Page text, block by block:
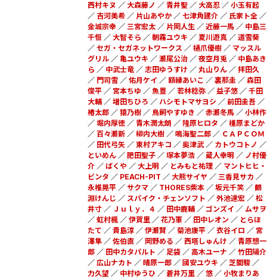
西村キヌ ／ 大森藤ノ ／ 青井聖／ 大高忍／ 小玉有起
／ 吉河美希／ 片山あやか／ 七津角建介／ 氏家ト全／
金城宗幸／ 三宮宏太／ 片岡人生／ 近藤一馬／ 中島三
千恒／ 大智そら ／ 朝霧ユウキ ／ 夏川遊真／ 道雪葵
／ セガ・セガネットワークス ／ 樋爪優樹／ マッスル
グリル／ 亀ユウキ ／ 瀬尾公治／ 夜空月兎／ 中島あき
ら ／ 中武士竜／ 志田ゆうすけ ／ 丸山りん／ 拝田久
／ 門司雪／ 佑月ケイ ／ 額縁あいこ ／ 裏那圭／ 森田
俊平／ 宮本ちゆ ／ 魚豊／ 若林稔弥／ 益子悠／ 千田
大輔／ 増田ちひろ ／ ハシモトマサヨシ ／ 前田圭吾／
椿太郎／ 猿乃樹／ 鳥飼やすゆき ／ 赤瀬冬馬／ 小林作
／ 堀内厚徳／ 青木潤太朗 ／ 隆原ヒロタ ／ 橿原まどか
／ 百々瀬新／ 柳内大樹／ 鳴海聖二郎／ ＣＡＰＣＯＭ
／ 田代弓矢／ 東村アキコ ／ 奥津武／ カトウコトノ ／
といめん／ 肥田聖子／ 塚本夢浩／ 蔵人幸明 ／ ノ村優
介／ ばくや ／ 大上明 ／ とみもと祐理／ マントヒヒ・
ビンタ ／ PEACH-PIT ／ 大熊サイヤ／ 三香見サカ ／
永椎晃平／ サクマ／ THORES柴本／ 坂元千笑／ 鶴
淵けんじ ／ スパイク・チェンソフト ／ 外池達宏 ／ 松
井寸／ Ｊｕｌｙ．４ ／ 田中鹿輔／ ゴンズイ ／ ムサヲ
／ 虹村楓／ 伊賀里／ 花乃軍 ／ 田中レオン／ とらほ
たて ／ 貴島淳／ 伊瀬賢／ 菊池康平／ 衣谷イロ ／ 宮
澤隼／ 佐伯直／ 岡野める ／ 西塔しゅんけ ／ 青原想一
郎／ 田中カタパルト ／ 足袋／ 高木ユーナ ／ 竹田陽介
／ 広山ナカト ／ 晴原一郎／ 國安ユウキ ／ 芝間駿／
力久望 ／ 中村ゆうひ／ 蒼井万里／ 悠／ 小牧まりあ